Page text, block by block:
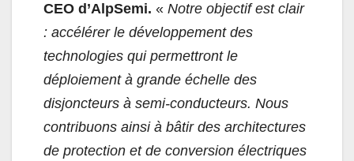
CEO d’AlpSemi. « Notre objectif est clair
: accélérer le développement des
technologies qui permettront le
déploiement à grande échelle des
disjoncteurs à semi-conducteurs. Nous
contribuons ainsi à bâtir des architectures
de protection et de conversion électriques